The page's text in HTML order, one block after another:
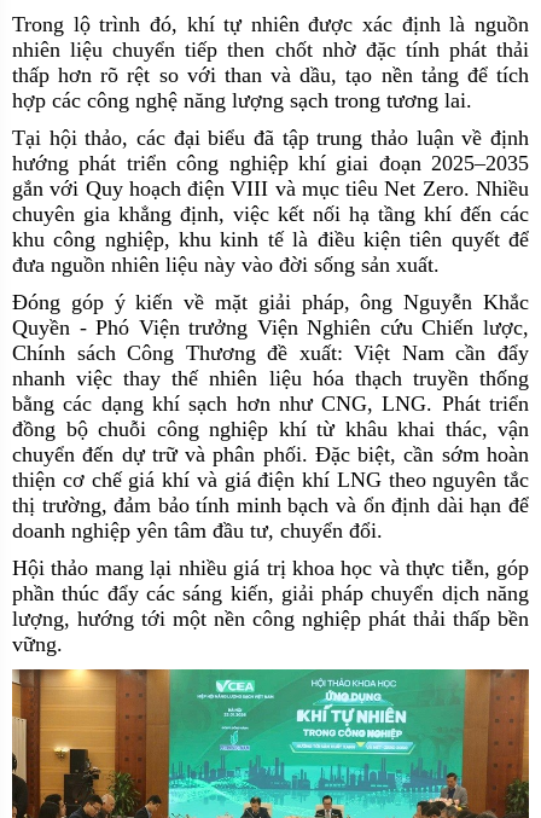
Trong lộ trình đó, khí tự nhiên được xác định là nguồn
nhiên liệu chuyển tiếp then chốt nhờ đặc tính phát thải
thấp hơn rõ rệt so với than và dầu, tạo nền tảng để tích
hợp các công nghệ năng lượng sạch trong tương lai.
Tại hội thảo, các đại biểu đã tập trung thảo luận về định
hướng phát triển công nghiệp khí giai đoạn 2025–2035
gắn với Quy hoạch điện VIII và mục tiêu Net Zero. Nhiều
chuyên gia khẳng định, việc kết nối hạ tầng khí đến các
khu công nghiệp, khu kinh tế là điều kiện tiên quyết để
đưa nguồn nhiên liệu này vào đời sống sản xuất.
Đóng góp ý kiến về mặt giải pháp, ông Nguyễn Khắc
Quyền - Phó Viện trưởng Viện Nghiên cứu Chiến lược,
Chính sách Công Thương đề xuất: Việt Nam cần đẩy
nhanh việc thay thế nhiên liệu hóa thạch truyền thống
bằng các dạng khí sạch hơn như CNG, LNG. Phát triển
đồng bộ chuỗi công nghiệp khí từ khâu khai thác, vận
chuyển đến dự trữ và phân phối. Đặc biệt, cần sớm hoàn
thiện cơ chế giá khí và giá điện khí LNG theo nguyên tắc
thị trường, đảm bảo tính minh bạch và ổn định dài hạn để
doanh nghiệp yên tâm đầu tư, chuyển đổi.
Hội thảo mang lại nhiều giá trị khoa học và thực tiễn, góp
phần thúc đẩy các sáng kiến, giải pháp chuyển dịch năng
lượng, hướng tới một nền công nghiệp phát thải thấp bền
vững.